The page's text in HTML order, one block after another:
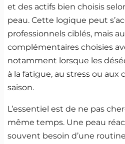
et des actifs bien choisis
peau. Cette logique peut
professionnels ciblés, mais
complémentaires choisies
notamment lorsque les
à la fatigue, au stress ou aux
saison.
L’essentiel est de ne pas
même temps. Une peau
souvent besoin d’une